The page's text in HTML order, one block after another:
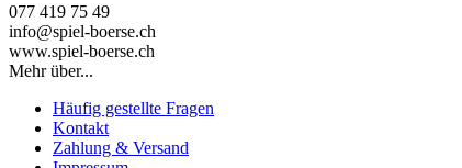
077 419 75 49
info@spiel-boerse.ch
www.spiel-boerse.ch
Mehr über...
Häufig gestellte Fragen
Kontakt
Zahlung & Versand